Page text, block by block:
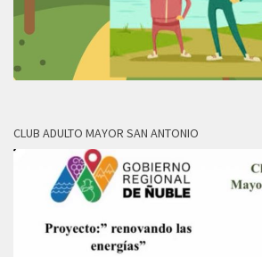
CLUB ADULTO MAYOR SAN ANTONIO